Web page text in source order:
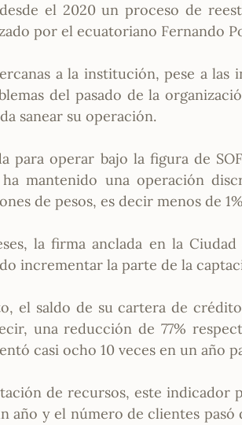
el 2020 un proceso de
por el ecuatoriano Fernando
a la institución, pese a
del pasado de la
sanear su operación.
para operar bajo la figura de
mantenido una operación
de pesos, es decir menos de
la firma anclada en la
incrementar la parte de la
el saldo de su cartera de
una reducción de 77%
casi ocho 10 veces en un año
de recursos, este indicador
año y el número de clientes pasó